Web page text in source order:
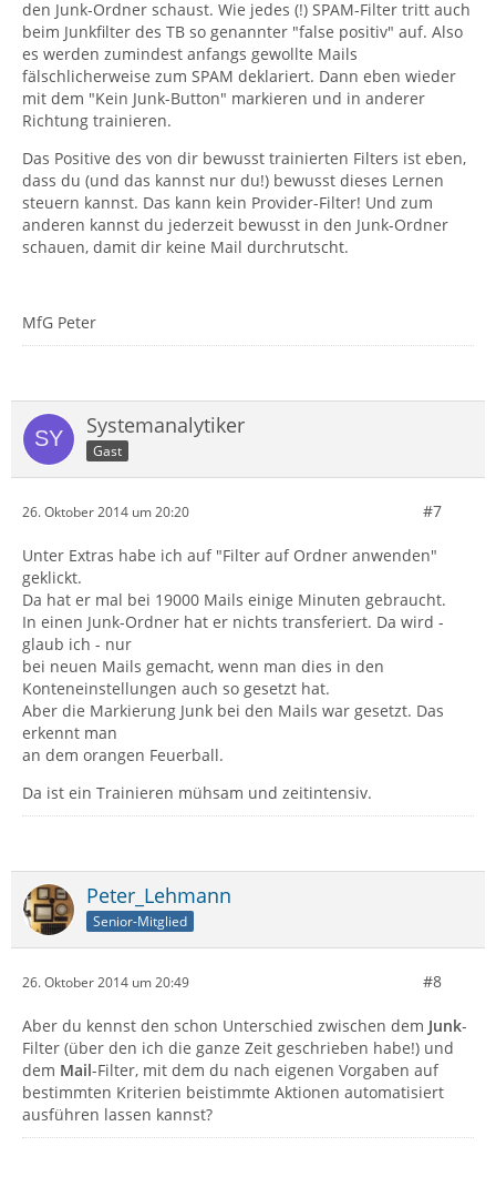
den Junk-Ordner schaust. Wie jedes (!) SPAM-Filter tritt auch
beim Junkfilter des TB so genannter "false positiv" auf. Also
es werden zumindest anfangs gewollte Mails
fälschlicherweise zum SPAM deklariert. Dann eben wieder
mit dem "Kein Junk-Button" markieren und in anderer
Richtung trainieren.
Das Positive des von dir bewusst trainierten Filters ist eben,
dass du (und das kannst nur du!) bewusst dieses Lernen
steuern kannst. Das kann kein Provider-Filter! Und zum
anderen kannst du jederzeit bewusst in den Junk-Ordner
schauen, damit dir keine Mail durchrutscht.
MfG Peter
Systemanalytiker
Gast
26. Oktober 2014 um 20:20 #7
Unter Extras habe ich auf "Filter auf Ordner anwenden"
geklickt.
Da hat er mal bei 19000 Mails einige Minuten gebraucht.
In einen Junk-Ordner hat er nichts transferiert. Da wird -
glaub ich - nur
bei neuen Mails gemacht, wenn man dies in den
Konteneinstellungen auch so gesetzt hat.
Aber die Markierung Junk bei den Mails war gesetzt. Das
erkennt man
an dem orangen Feuerball.
Da ist ein Trainieren mühsam und zeitintensiv.
Peter_Lehmann
Senior-Mitglied
26. Oktober 2014 um 20:49 #8
Aber du kennst den schon Unterschied zwischen dem Junk-
Filter (über den ich die ganze Zeit geschrieben habe!) und
dem Mail-Filter, mit dem du nach eigenen Vorgaben auf
bestimmten Kriterien beistimmte Aktionen automatisiert
ausführen lassen kannst?